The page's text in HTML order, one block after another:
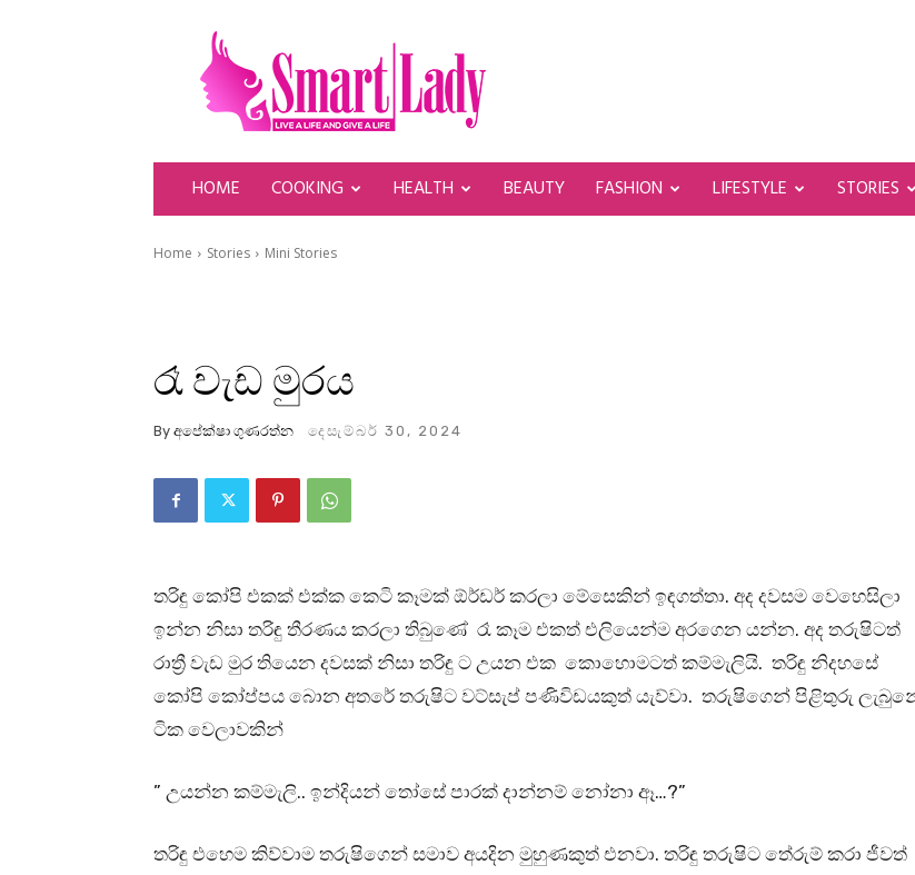
SmartLady
HOME COOKING HEALTH BEAUTY FASHION LIFESTYLE STORIES
Home Stories Mini Stories
‍රෑ වැඩ මුරය
By අපේක්ෂා ගුණරත්න දෙසැම්බර් 30, 2024
තරිඳු කෝපි එකක් එක්ක කෙටි කෑමක් ඕර්ඩර් කරලා මේසෙකින් ඉඳගත්තා. අද දවසම වෙහෙසිලා
ඉන්න නිසා තරිඳු තීරණය කරලා තිබුණේ රෑ කෑම එකත් එලියෙන්ම අරගෙන යන්න. අද තරුෂිටත්
රාත්‍රී වැඩ මුර තියෙන දවසක් නිසා තරිඳු ට උයන එක කොහොමටත් කම්මැලියි. තරිඳු නිදහසේ
කෝපි කෝප්පය බොන අතරේ තරුෂිට වට්සැප් පණිවිඩයකුත් යැව්වා. තරුෂිගෙන් පිළිතුරු
ටික වෙලාවකින්
” උයන්න කම්මැලි.. ඉන්දියන් තෝසේ පාරක් දාන්නම් නෝනා ඈ…?”
තරිඳු එහෙම කිව්වාම තරුෂිගෙන් සමාව අයදින මුහුණකුත් එනවා. තරිඳු තරුෂිට තේරුම් කරා ජීවත්